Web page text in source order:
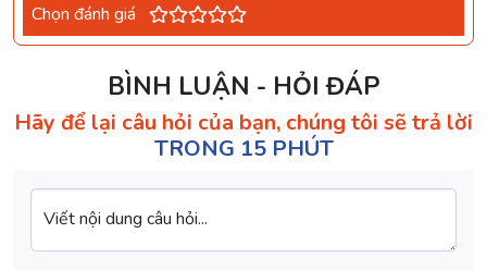
Chọn đánh giá
BÌNH LUẬN - HỎI ĐÁP
Hãy để lại câu hỏi của bạn, chúng tôi sẽ trả lời
TRONG 15 PHÚT
Viết nội dung câu hỏi...